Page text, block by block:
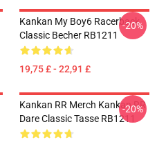
Kankan My Boy6 Racerback
Classic Becher RB1211
19,75 £ - 22,91 £
-20%
Kankan RR Merch Kankan RR
Dare Classic Tasse RB1211
-20%